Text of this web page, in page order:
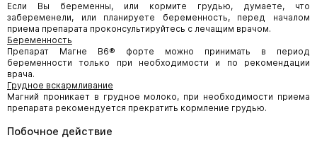
Если Вы беременны, или кормите грудью, думаете, что
забеременели, или планируете беременность, перед началом
приема препарата проконсультируйтесь с лечащим врачом.
Беременность
Препарат Магне В6® форте можно принимать в период
беременности только при необходимости и по рекомендации
врача.
Грудное вскармливание
Магний проникает в грудное молоко, при необходимости приема
препарата рекомендуется прекратить кормление грудью.
Побочное действие